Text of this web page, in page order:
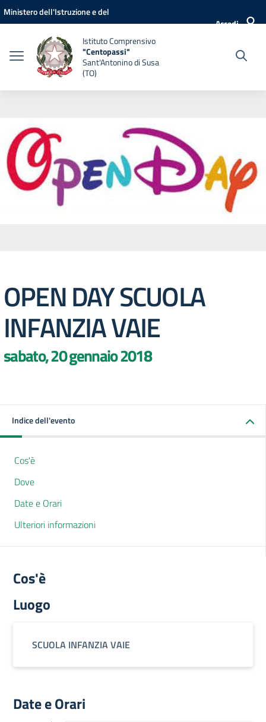
Vai ai contenuti
Vai al menu di navigazione
Vai al footer
Ministero dell'Istruzione e del
Accedi
Istituto Comprensivo
"Centopassi"
Sant'Antonino di Susa
(TO)
OPEN DAY SCUOLA
INFANZIA VAIE
sabato, 20 gennaio 2018
Indice dell'evento
Cos'è
Dove
Date e Orari
Ulteriori informazioni
Cos'è
Luogo
SCUOLA INFANZIA VAIE
Date e Orari